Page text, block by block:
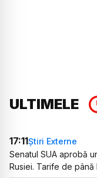
ULTIMELE
17:11Știri Externe
Senatul SUA aprobă
Rusiei. Tarife de